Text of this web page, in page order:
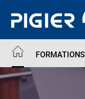
contenu
FORMATIONS